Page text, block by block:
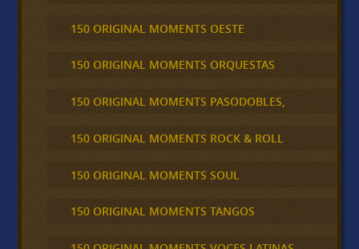
150 ORIGINAL MOMENTS OESTE
150 ORIGINAL MOMENTS ORQUESTAS
150 ORIGINAL MOMENTS PASODOBLES,
150 ORIGINAL MOMENTS ROCK & ROLL
150 ORIGINAL MOMENTS SOUL
150 ORIGINAL MOMENTS TANGOS